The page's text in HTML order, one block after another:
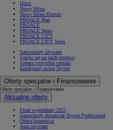
Hilux
Nowy Hilux
Nowy Hilux Electric
PROACE Max
PROACE
PROACE Verso
PROACE CITY
PROACE CITY Verso
Samochody używane
Umów się na jazdę testową
Zobacz wszystkie cenniki
Konfiguruj swoją Toyotę
Oferty specjalne i Finansowanie
Oferty specjalne i Finansowanie
Aktualne oferty
Finał wyprzedaży 2025
Samochody dostawcze Toyota Professional
Oferta biznesowa
Auta używane